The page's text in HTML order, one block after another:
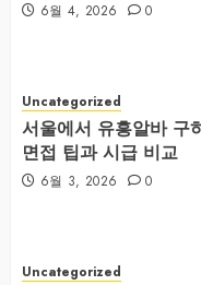
6월 4, 2026 0
Uncategorized
서울에서 유흥알바 구
면접 팁과 시급 비교
6월 3, 2026 0
Uncategorized